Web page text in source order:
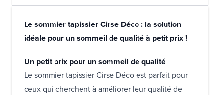
Le sommier tapissier Cirse Déco : la solution
idéale pour un sommeil de qualité à petit prix !
Un petit prix pour un sommeil de qualité
Le sommier tapissier Cirse Déco est parfait pour
ceux qui cherchent à améliorer leur qualité de